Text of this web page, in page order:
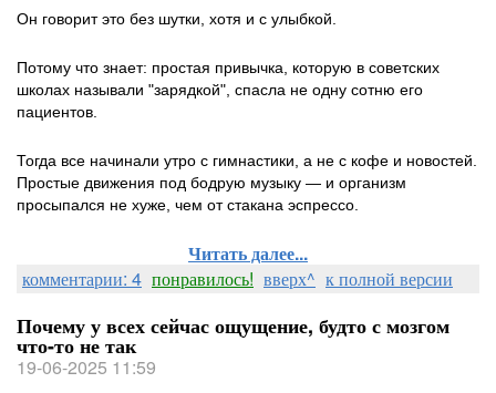
Он говорит это без шутки, хотя и с улыбкой.
Потому что знает: простая привычка, которую в советских
школах называли "зарядкой", спасла не одну сотню его
пациентов.
Тогда все начинали утро с гимнастики, а не с кофе и новостей.
Простые движения под бодрую музыку — и организм
просыпался не хуже, чем от стакана эспрессо.
Читать далее...
комментарии: 4 понравилось! вверх^ к полной версии
Почему у всех сейчас ощущение, будто с мозгом
что-то не так
19-06-2025 11:59